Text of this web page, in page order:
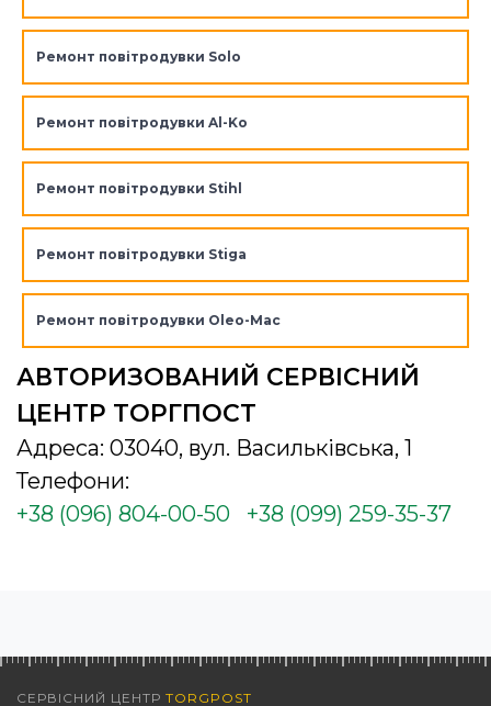
Ремонт повітродувки Solo
Ремонт повітродувки Al-Ko
Ремонт повітродувки Stihl
Ремонт повітродувки Stiga
Ремонт повітродувки Oleo-Mac
АВТОРИЗОВАНИЙ СЕРВІСНИЙ
ЦЕНТР ТОРГПОСТ
Адреса: 03040, вул. Васильківська, 1
Телефони:
+38 (096) 804-00-50
+38 (099) 259-35-37
СЕРВІСНИЙ ЦЕНТР TORGPOST